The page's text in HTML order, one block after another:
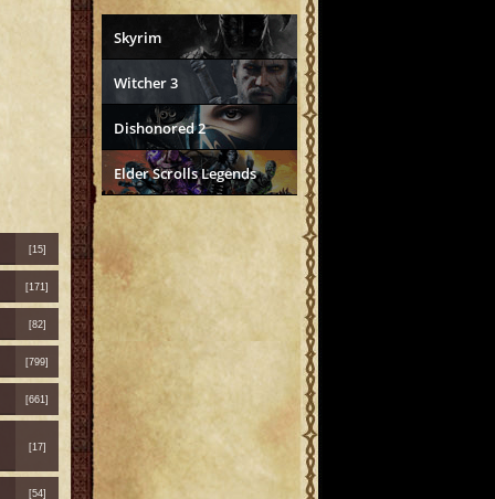
Skyrim
Witcher 3
Dishonored 2
Elder Scrolls Legends
[15]
[171]
[82]
[799]
[661]
[17]
[54]